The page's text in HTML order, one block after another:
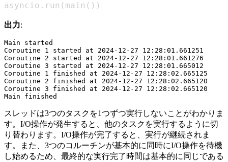
asyncio . run ( main ( ) )
出力:
Main started
Coroutine 1 started at 2024-12-27 12:28:01.661251
Coroutine 2 started at 2024-12-27 12:28:01.661276
Coroutine 3 started at 2024-12-27 12:28:01.665012
Coroutine 1 finished at 2024-12-27 12:28:02.665125
Coroutine 2 finished at 2024-12-27 12:28:02.665120
Coroutine 3 finished at 2024-12-27 12:28:02.665120
スレッドは3つのタスクを1つずつ実行しないことがわかりま
す。I/O操作が発生すると、他のタスクを実行するように切
り替わります。I/O操作が完了すると、実行が継続されま
す。また、3つのコルーチンが基本的に同時にI/O操作を待機
し始めるため、最終的な実行完了時間は基本的に同じである